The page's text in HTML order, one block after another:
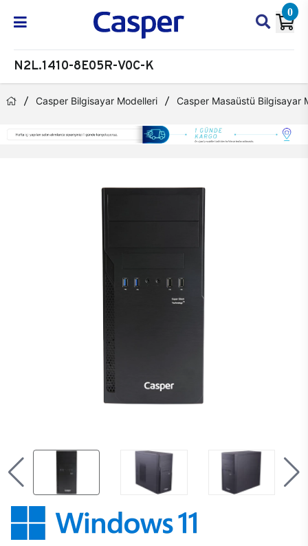
0
N2L.1410-8E05R-V0C-K
Casper Bilgisayar Modelleri Casper Masaüstü Bilgisayar